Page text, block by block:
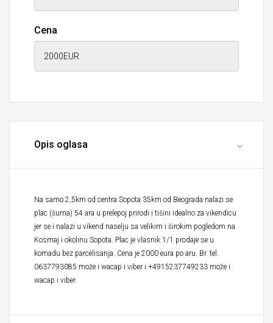
Cena
Opis oglasa
Na samo 2,5km od centra Sopota 35km od Beograda nalazi se
plac (šuma) 54 ara u prelepoj prirodi i tišini idealno za vikendicu
jer se i nalazi u vikend naselju sa velikim i širokim pogledom na
Kosmaj i okolinu Sopota. Plac je vlasnik 1/1 prodaje se u
komadu bez parcelisanja. Cena je 2000 eura po aru. Br. tel.
0637793085 može i wacap i viber i +4915237749233 može i
wacap i viber.